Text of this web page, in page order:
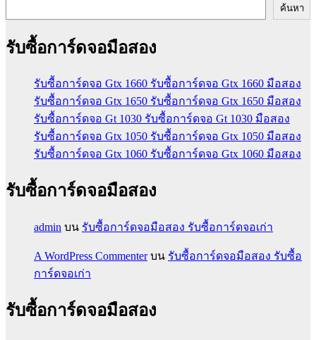
ค้นหา
รับซื้อการ์ดจอมือสอง
รับซื้อการ์ดจอ Gtx 1660 รับซื้อการ์ดจอ Gtx 1660 มือสอง
รับซื้อการ์ดจอ Gtx 1650 รับซื้อการ์ดจอ Gtx 1650 มือสอง
รับซื้อการ์ดจอ Gt 1030 รับซื้อการ์ดจอ Gt 1030 มือสอง
รับซื้อการ์ดจอ Gtx 1050 รับซื้อการ์ดจอ Gtx 1050 มือสอง
รับซื้อการ์ดจอ Gtx 1060 รับซื้อการ์ดจอ Gtx 1060 มือสอง
รับซื้อการ์ดจอมือสอง
admin บน รับซื้อการ์ดจอมือสอง รับซื้อการ์ดจอเก่า
A WordPress Commenterบน รับซื้อการ์ดจอมือสอง รับซื้อ
การ์ดจอเก่า
รับซื้อการ์ดจอมือสอง